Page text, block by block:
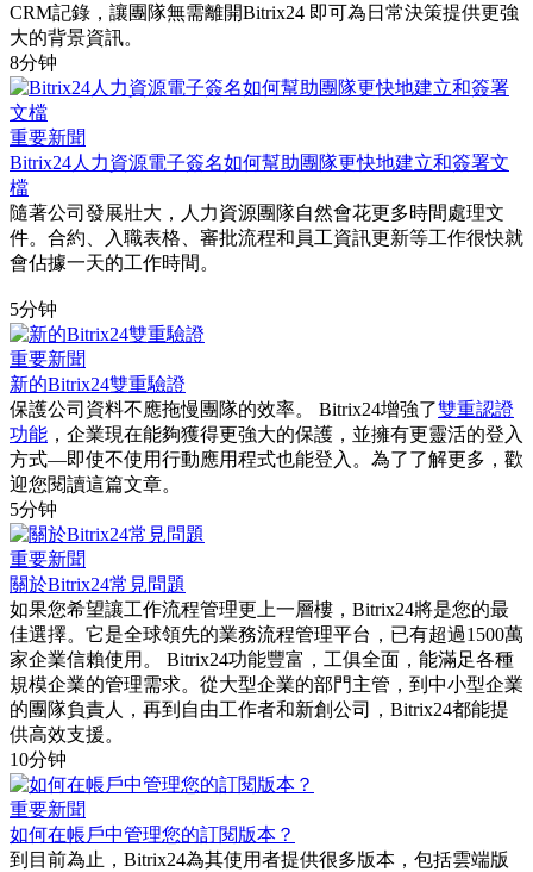
CRM記錄，讓團隊無需離開Bitrix24 即可為日常決策提供更強
大的背景資訊。
8分钟
重要新聞
Bitrix24人力資源電子簽名如何幫助團隊更快地建立和簽署文
檔
隨著公司發展壯大，人力資源團隊自然會花更多時間處理文
件。合約、入職表格、審批流程和員工資訊更新等工作很快就
會佔據一天的工作時間。
5分钟
重要新聞
新的Bitrix24雙重驗證
保護公司資料不應拖慢團隊的效率。 Bitrix24增強了雙重認證
功能 ，企業現在能夠獲得更強大的保護，並擁有更靈活的登入
方式—即使不使用行動應用程式也能登入。為了了解更多，歡
迎您閱讀這篇文章。
5分钟
重要新聞
關於Bitrix24常見問題
如果您希望讓工作流程管理更上一層樓，Bitrix24將是您的最
佳選擇。它是全球領先的業務流程管理平台，已有超過1500萬
家企業信賴使用。 Bitrix24功能豐富，工俱全面，能滿足各種
規模企業的管理需求。從大型企業的部門主管，到中小型企業
的團隊負責人，再到自由工作者和新創公司，Bitrix24都能提
供高效支援。
10分钟
重要新聞
如何在帳戶中管理您的訂閱版本？
到目前為止，Bitrix24為其使用者提供很多版本，包括雲端版